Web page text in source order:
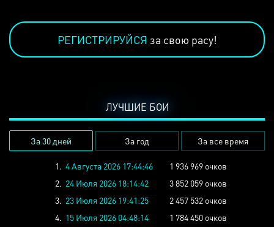
РЕГИСТРИРУЙСЯ за свою расу!
ЛУЧШИЕ БОИ
За 30 дней За год За все время
1. 4 Августа 2026 17:44:46
1 936 969 очков
2. 24 Июля 2026 18:14:42
3 852 059 очков
3. 23 Июля 2026 19:41:25
2 457 532 очков
4. 15 Июля 2026 04:48:14
1 784 450 очков